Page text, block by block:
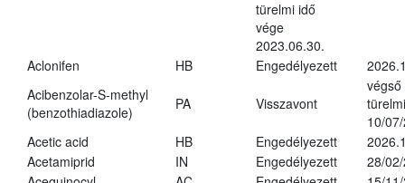
türelmi idő
vége
2023.06.30.
Aclonifen HB Engedélyezett
Acibenzolar-S-methyl
(benzothiadiazole)
PA Visszavont
végső
10/
Acetic acid
HB Engedélyezett
Acetamiprid
IN Engedélyezett
28/